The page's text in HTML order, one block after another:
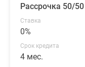
Ставка
0%
Срок кредита
4 мес.